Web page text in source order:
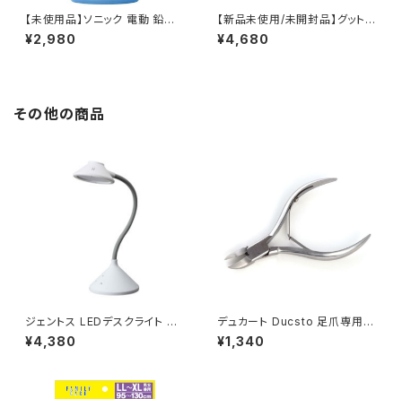
【未使用品】ソニック 電動 鉛筆
削り 充電式 全自動 LVH-700
5-B (ブルー) / JAN : 497011
¥2,980
【新品未使用/未開封品】グット g
oot ポータソルスーパープロ ガ
ス式はんだこて GP501 / JAN :
¥4,680
その他の商品
ジェントス LEDデスクライト ホ
ワイト MA-DK814 WH JA
N：4950654032383
¥4,380
デュカート Ducsto 足爪専用 ト
ゥネイルニッパー / JAN : 4901
604468790
¥1,340